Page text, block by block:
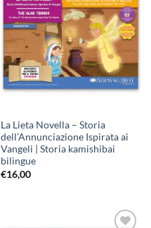
Aggiungi
alla lista
dei
desideri
La Lieta Novella – Storia
dell’Annunciazione Ispirata ai
Vangeli | Storia kamishibai
bilingue
€16,00